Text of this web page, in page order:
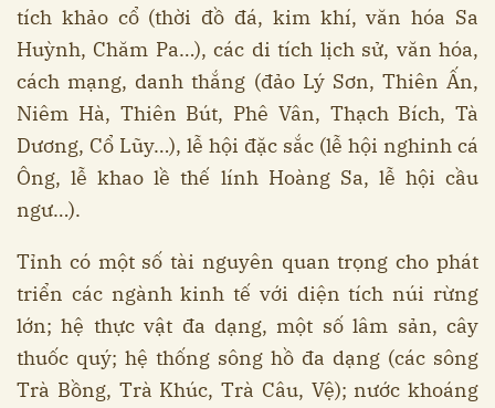
tích khảo cổ (thời đồ đá, kim khí, văn hóa Sa
Huỳnh, Chăm Pa…), các di tích lịch sử, văn hóa,
cách mạng, danh thắng (đảo Lý Sơn, Thiên Ấn,
Niêm Hà, Thiên Bút, Phê Vân, Thạch Bích, Tà
Dương, Cổ Lũy…), lễ hội đặc sắc (lễ hội nghinh cá
Ông, lễ khao lề thế lính Hoàng Sa, lễ hội cầu
ngư…).
Tỉnh có một số tài nguyên quan trọng cho phát
triển các ngành kinh tế với diện tích núi rừng
lớn; hệ thực vật đa dạng, một số lâm sản, cây
thuốc quý; hệ thống sông hồ đa dạng (các sông
Trà Bồng, Trà Khúc, Trà Câu, Vệ); nước khoáng